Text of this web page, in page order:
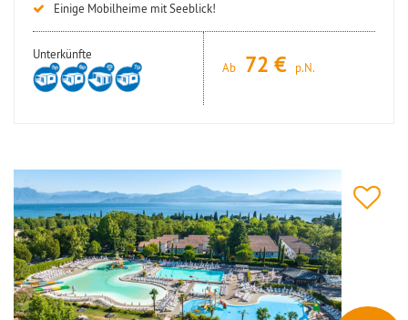
Einige Mobilheime mit Seeblick!
Unterkünfte
Ab
72 p.N.